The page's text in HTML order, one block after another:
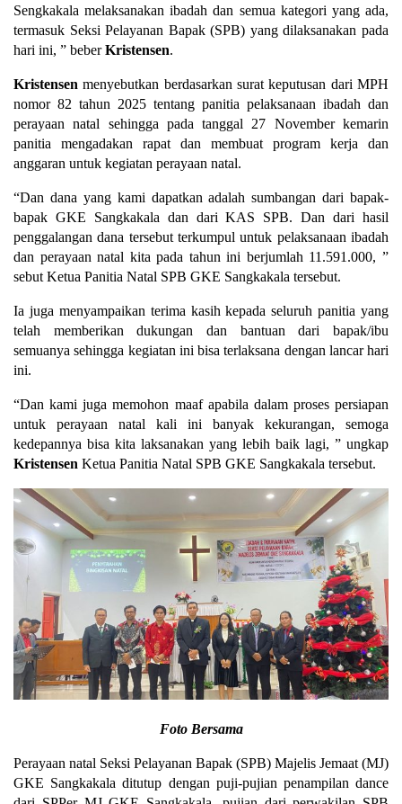
Sengkakala melaksanakan ibadah dan semua kategori yang ada,
termasuk Seksi Pelayanan Bapak (SPB) yang dilaksanakan pada
hari ini, ” beberKristensen.
Kristensen menyebutkan berdasarkan surat keputusan dari MPH
nomor 82 tahun 2025 tentang panitia pelaksanaan ibadah dan
perayaan natal sehingga pada tanggal 27 November kemarin
panitia mengadakan rapat dan membuat program kerja dan
anggaran untuk kegiatan perayaan natal.
“Dan dana yang kami dapatkan adalah sumbangan dari bapak-
bapak GKE Sangkakala dan dari KAS SPB. Dan dari hasil
penggalangan dana tersebut terkumpul untuk pelaksanaan ibadah
dan perayaan natal kita pada tahun ini berjumlah 11.591.000, ”
sebut Ketua Panitia Natal SPB GKE Sangkakala tersebut.
Ia juga menyampaikan terima kasih kepada seluruh panitia yang
telah memberikan dukungan dan bantuan dari bapak/ibu
semuanya sehingga kegiatan ini bisa terlaksana dengan lancar hari
ini.
“Dan kami juga memohon maaf apabila dalam proses persiapan
untuk perayaan natal kali ini banyak kekurangan, semoga
kedepannya bisa kita laksanakan yang lebih baik lagi, ” ungkap
Kristensen Ketua Panitia Natal SPB GKE Sangkakala tersebut.
Foto Bersama
Perayaan natal Seksi Pelayanan Bapak (SPB) Majelis Jemaat (MJ)
GKE Sangkakala ditutup dengan puji-pujian penampilan dance